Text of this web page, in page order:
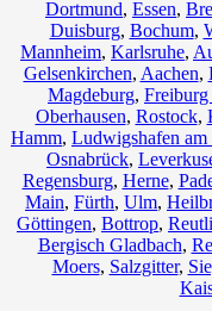
Dortmund, Essen,
Duisburg, Bochum,
Mannheim, Karlsruhe,
Gelsenkirchen, Aachen,
Magdeburg,
Oberhausen, Rostock,
Hamm, Ludwigshafen am
Osnabrück,
Regensburg, Herne,
Main, Fürth, Ulm,
Göttingen, Bottrop,
Bergisch Gladbach,
Moers, Salzgitter,